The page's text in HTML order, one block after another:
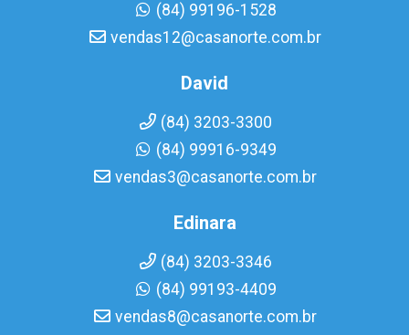
(84) 99196-1528
vendas12@casanorte.com.br
David
(84) 3203-3300
(84) 99916-9349
vendas3@casanorte.com.br
Edinara
(84) 3203-3346
(84) 99193-4409
vendas8@casanorte.com.br